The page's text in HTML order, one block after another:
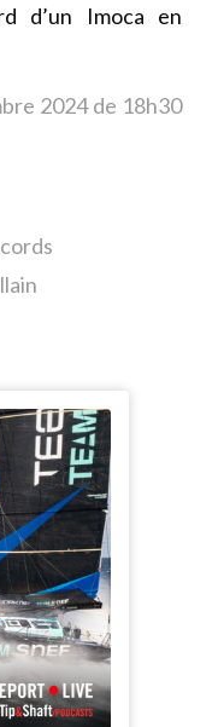
d’un Imoca en
2024 de 18h30